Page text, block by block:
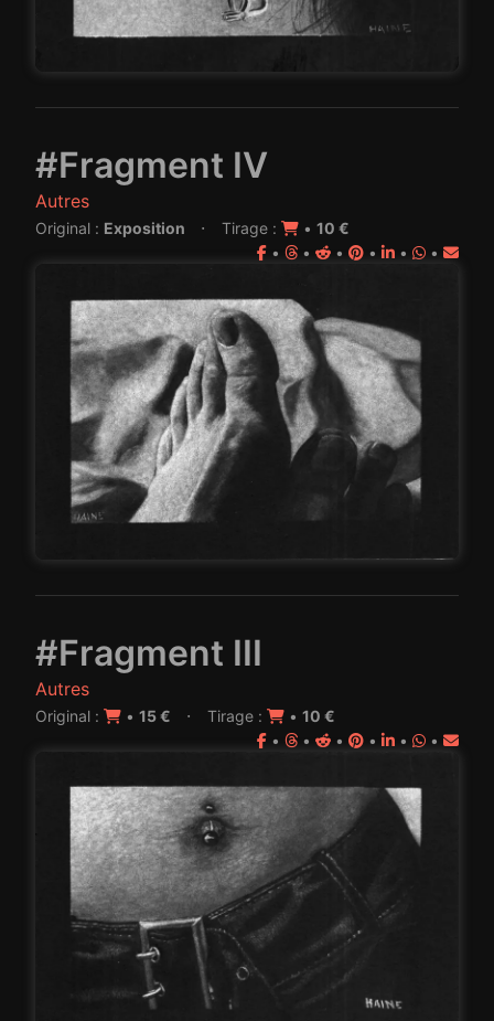
#Fragment IV
Autres
Original : Exposition · Tirage : • 10 €
•
• • • • •
#Fragment III
Autres
Original : • 15 € · Tirage : • 10 €
•
• • • • •